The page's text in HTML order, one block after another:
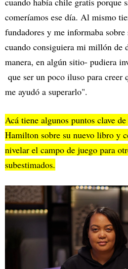
comeríamos ese día. Al mismo
fundadores y me informaba
cuando consiguiera mi millón de
manera, en algún sitio- pudiera
que ser un poco iluso para creer
me ayudó a superarlo".
Acá tiene algunos puntos clave
Hamilton sobre su nuevo libro y
nivelar el campo de juego para
subestimados.